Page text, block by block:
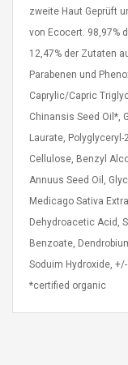
zweite Haut Geprüft
von Ecocert. 98,97%
12,47% der Zutaten
Parabenen und
Caprylic/Capric
Chinansis Seed Oil*,
Laurate,
Cellulose, Benzyl
Annuus Seed Oil,
Medicago Sativa
Dehydroacetic Acid,
Benzoate,
Soduim Hydroxide,
*certified organic